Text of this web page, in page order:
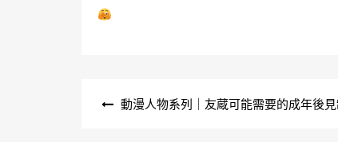
動漫人物系列｜友蔵可能需要的成年後